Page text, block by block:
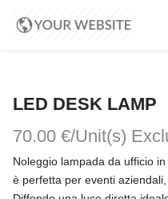
LED DESK LAMP
70.00 €/Unit(s)
Noleggio lampada da ufficio
è perfetta per eventi